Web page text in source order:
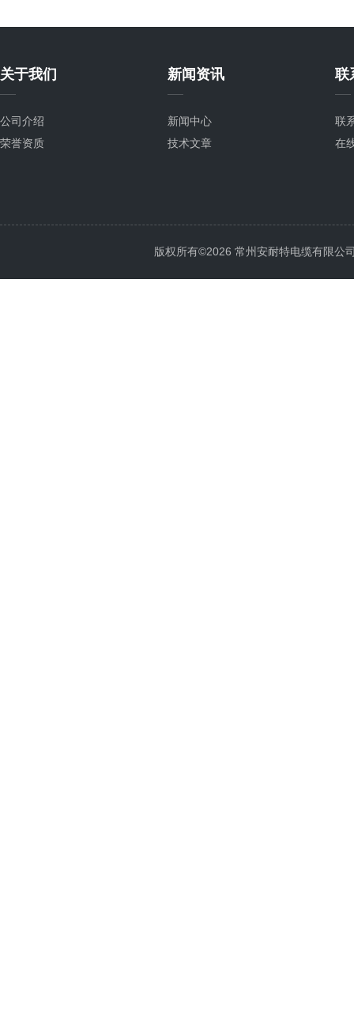
关于我们
公司介绍
荣誉资质
新闻资讯
新闻中心
技术文章
联
联
在
版权所有©2026 常州安耐特电缆有限